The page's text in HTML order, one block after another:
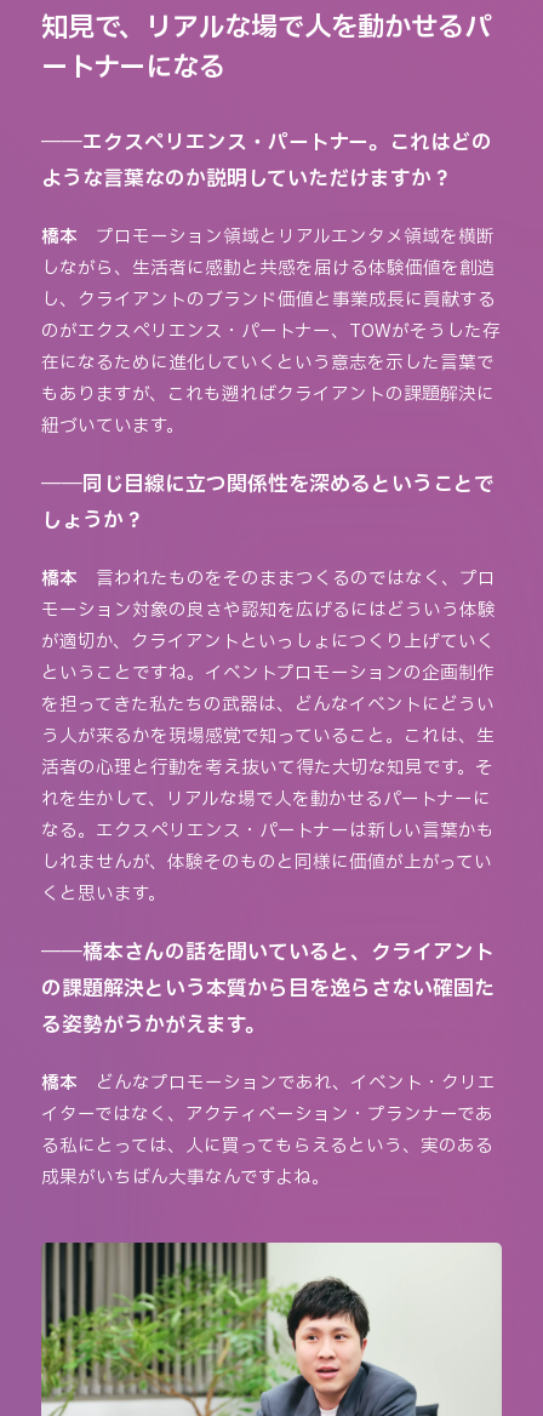
知見で、リアルな場で人を動かせるパ
ートナーになる
――エクスペリエンス・パートナー。これはどの
ような言葉なのか説明していただけますか？
橋本
プロモーション領域とリアルエンタメ領域を横断
しながら、生活者に感動と共感を届ける体験価値を創造
し、クライアントのブランド価値と事業成長に貢献する
のがエクスペリエンス・パートナー、TOWがそうした存
在になるために進化していくという意志を示した言葉で
もありますが、これも遡ればクライアントの課題解決に
紐づいています。
――同じ目線に立つ関係性を深めるということで
しょうか？
橋本
言われたものをそのままつくるのではなく、プロ
モーション対象の良さや認知を広げるにはどういう体験
が適切か、クライアントといっしょにつくり上げていく
ということですね。イベントプロモーションの企画制作
を担ってきた私たちの武器は、どんなイベントにどうい
う人が来るかを現場感覚で知っていること。これは、生
活者の心理と行動を考え抜いて得た大切な知見です。そ
れを生かして、リアルな場で人を動かせるパートナーに
なる。エクスペリエンス・パートナーは新しい言葉かも
しれませんが、体験そのものと同様に価値が上がってい
くと思います。
――橋本さんの話を聞いていると、クライアント
の課題解決という本質から目を逸らさない確固た
る姿勢がうかがえます。
橋本
どんなプロモーションであれ、イベント・クリエ
イターではなく、アクティベーション・プランナーであ
る私にとっては、人に買ってもらえるという、実のある
成果がいちばん大事なんですよね。